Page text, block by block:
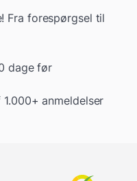
Fra forespørgsel til
dage før
anmeldelser